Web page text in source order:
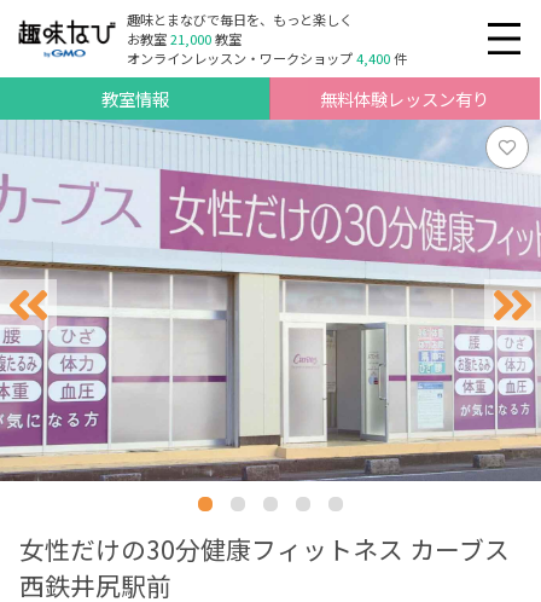
趣味とまなびで毎日を、もっと楽しく
お教室21,000教室
オンラインレッスン・ワークショップ4,400件
教室情報 無料体験レッスン有り
女性だけの30分健康フィットネス カーブス
西鉄井尻駅前